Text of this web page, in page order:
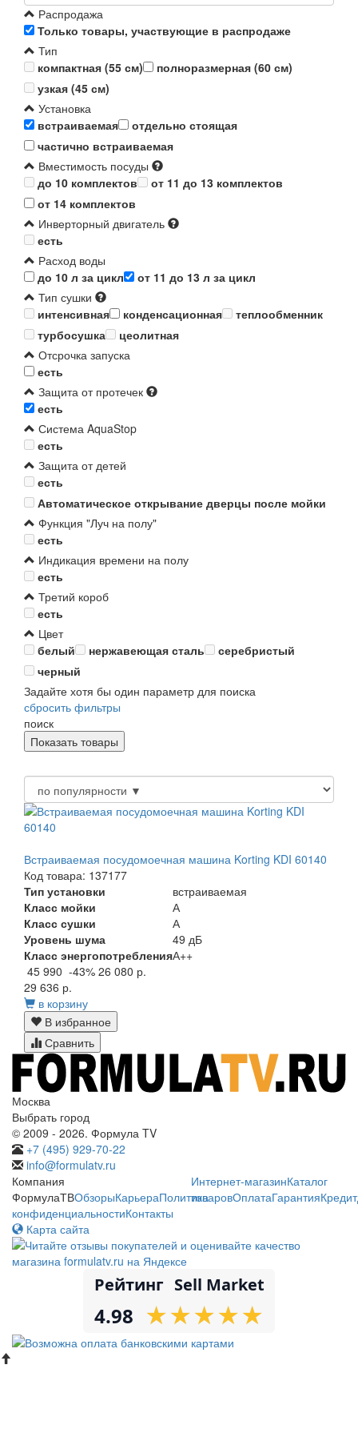
Распродажа
Только товары, участвующие в распродаже
Тип
компактная (55 см)
полноразмерная (60 см)
узкая (45 см)
Установка
встраиваемая
отдельно стоящая
частично встраиваемая
Вместимость посуды
до 10 комплектов
от 11 до 13 комплектов
от 14 комплектов
Инверторный двигатель
есть
Расход воды
до 10 л за цикл
от 11 до 13 л за цикл
Тип сушки
интенсивная
конденсационная
теплообменник
турбосушка
цеолитная
Отсрочка запуска
есть
Защита от протечек
есть
Система AquaStop
есть
Защита от детей
есть
Автоматическое открывание дверцы после мойки
Функция "Луч на полу"
есть
Индикация времени на полу
есть
Третий короб
есть
Цвет
белый
нержавеющая сталь
серебристый
черный
Задайте хотя бы один параметр для поиска
сбросить фильтры
поиск
Встраиваемая посудомоечная машина Korting KDI 60140
Код товара: 137177
Тип установки
встраиваемая
Класс мойки
А
Класс сушки
А
Уровень шума
49 дБ
Класс энергопотребленияА++
45 990 -43% 26 080 р.
29 636 р.
в корзину
В избранное
Сравнить
Москва
Выбрать город
© 2009 - 2026. Формула TV
+7 (495) 929-70-22
info@formulatv.ru
Компания
ФормулаТВОбзорыКарьераПолитика
конфиденциальностиКонтакты
Интернет-магазинКаталог
товаровОплатаГарантияКредит
Карта сайта
Рейтинг Sell Market
4.98 ★
★★
★★
★★
★★
★